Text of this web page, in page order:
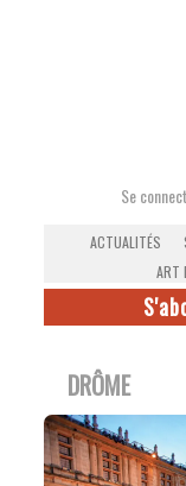
Se
ACTUALITÉS
ART
DRÔME